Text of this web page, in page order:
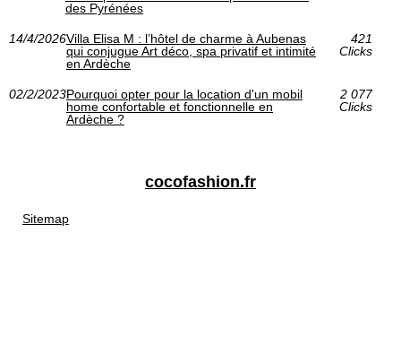
des Pyrénées
14/4/2026Villa Elisa M : l’hôtel de charme à Aubenas
qui conjugue Art déco, spa privatif et intimité
en Ardèche
421
Clicks
02/2/2023Pourquoi opter pour la location d'un mobil
home confortable et fonctionnelle en
Ardèche ?
2 077
Clicks
cocofashion.fr
Sitemap